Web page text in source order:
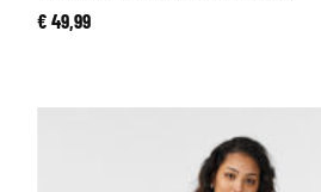
€ 49,99